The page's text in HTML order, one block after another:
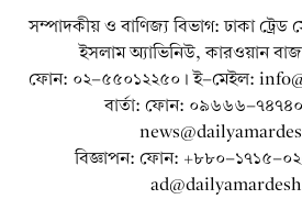
সম্পাদকীয় ও বাণিজ্য বিভাগ: ঢাকা
ইসলাম অ্যাভিনিউ, কারওয়ান
ফোন: ০২-৫৫০১২২৫০। ই-মেইল:
বার্তা: ফোন: ০৯৬৬৬-
বিজ্ঞাপন: ফোন: +৮৮০-১৭১৫-